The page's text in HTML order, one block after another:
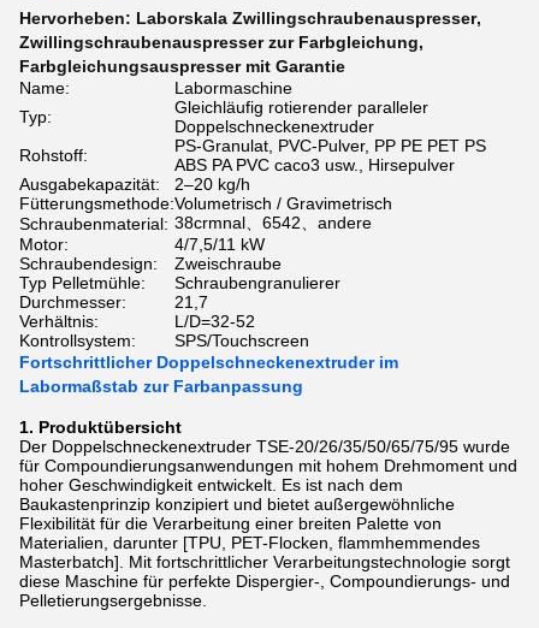
Hervorheben: Laborskala Zwillingschraubenauspresser,
Zwillingschraubenauspresser zur Farbgleichung,
Farbgleichungsauspresser mit Garantie
Name:
Labormaschine
Typ:
Gleichläufig rotierender paralleler
Doppelschneckenextruder
Rohstoff:
PS-Granulat, PVC-Pulver, PP PE PET PS
ABS PA PVC caco3 usw., Hirsepulver
Ausgabekapazität:
2–20 kg/h
Fütterungsmethode:Volumetrisch / Gravimetrisch
Schraubenmaterial: 38crmnal、6542、andere
Motor:
4/7,5/11 kW
Schraubendesign:
Zweischraube
Typ Pelletmühle:
Schraubengranulierer
Durchmesser:
21,7
Verhältnis:
L/D=32-52
Kontrollsystem:
SPS/Touchscreen
Fortschrittlicher Doppelschneckenextruder im
Labormaßstab zur Farbanpassung
1. Produktübersicht
Der Doppelschneckenextruder TSE-20/26/35/50/65/75/95 wurde
für Compoundierungsanwendungen mit hohem Drehmoment und
hoher Geschwindigkeit entwickelt. Es ist nach dem
Baukastenprinzip konzipiert und bietet außergewöhnliche
Flexibilität für die Verarbeitung einer breiten Palette von
Materialien, darunter [TPU, PET-Flocken, flammhemmendes
Masterbatch]. Mit fortschrittlicher Verarbeitungstechnologie sorgt
diese Maschine für perfekte Dispergier-, Compoundierungs- und
Pelletierungsergebnisse.